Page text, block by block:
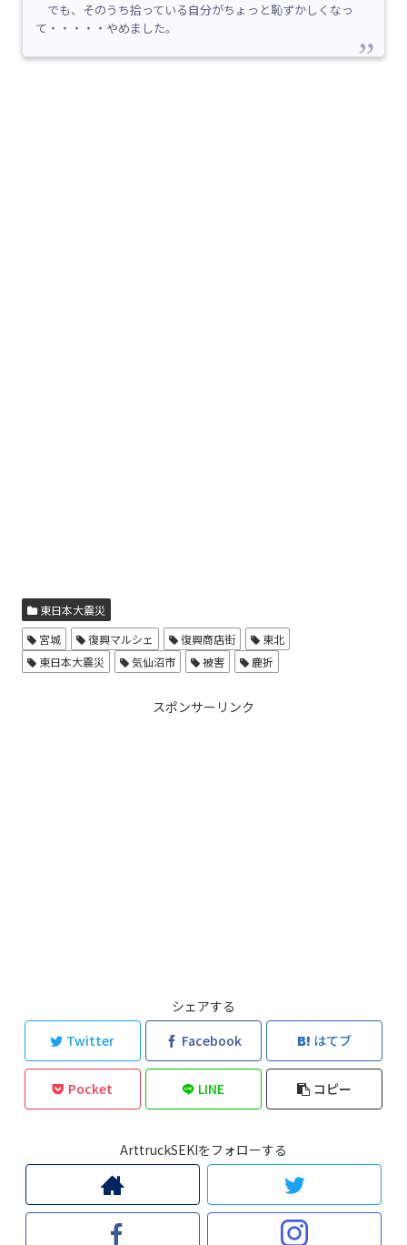
でも、そのうち拾っている自分がちょっと恥ずかしくなっ
て・・・・・やめました。
東日本大震災
宮城
復興マルシェ 復興商店街
東北
東日本大震災
気仙沼市 被害 鹿折
スポンサーリンク
シェアする
Twitter
Facebook はてブ
Pocket LINE コピー
ArttruckSEKIをフォローする